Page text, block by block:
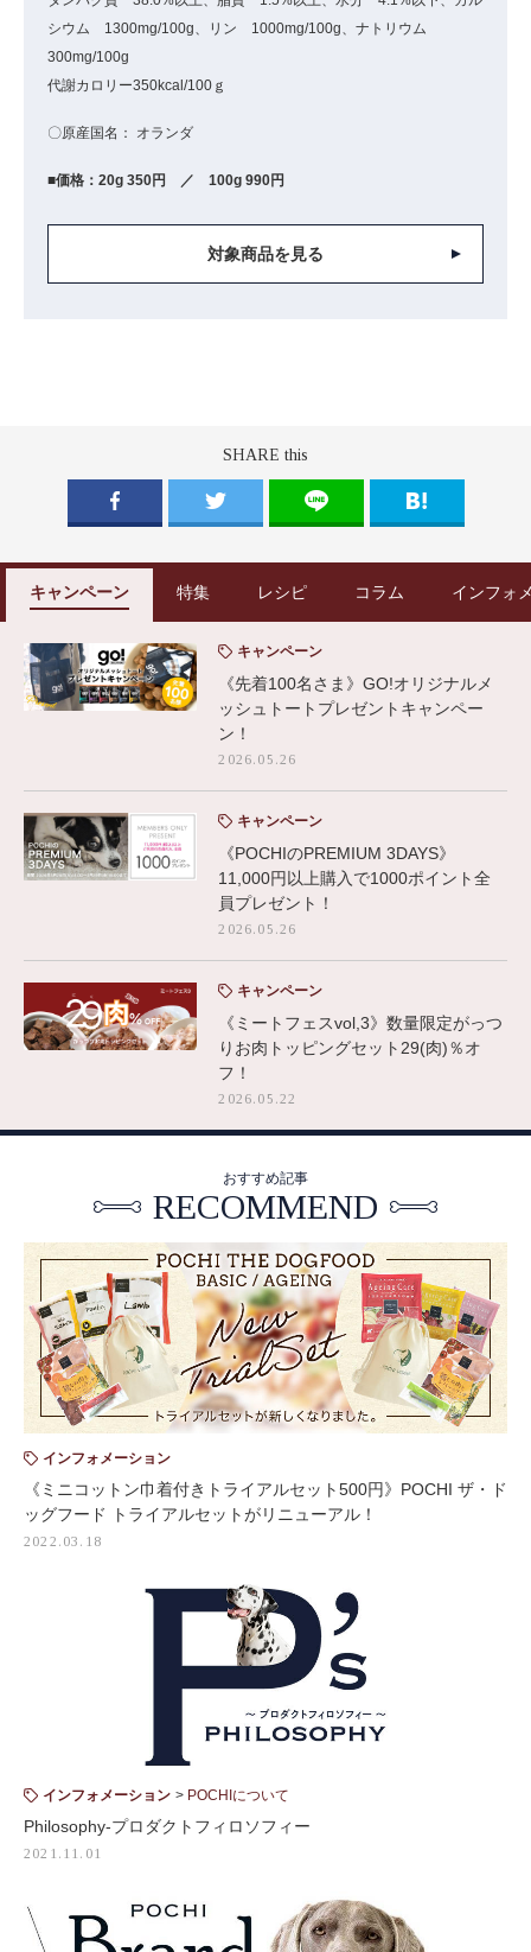
シウム 1300mg/100g、リン 1000mg/100g、ナトリウム
300mg/100g
代謝カロリー350kcal/100ｇ
〇原産国名： オランダ
■価格：20g 350円 ／ 100g 990円
対象商品を見る
SHARE this
キャンペーン 特集 レシピ コラム インフォ
キャンペーン
《先着100名さま》GO!オリジナルメ
ッシュトートプレゼントキャンペー
ン！
2026.05.26
キャンペーン
《POCHIのPREMIUM 3DAYS》
11,000円以上購入で1000ポイント全
員プレゼント！
2026.05.26
キャンペーン
《ミートフェスvol,3》数量限定がっつ
りお肉トッピングセット29(肉)％オ
フ！
2026.05.22
おすすめ記事
RECOMMEND
インフォメーション
《ミニコットン巾着付きトライアルセット500円》POCHI ザ・ド
ッグフード トライアルセットがリニューアル！
2022.03.18
インフォメーション POCHIについて
Philosophy-プロダクトフィロソフィー
2021.11.01